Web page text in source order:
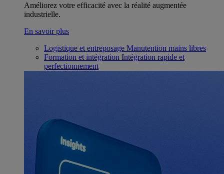
Améliorez votre efficacité avec la réalité augmentée
industrielle.
En savoir plus
Logistique et entreposage Manutention mains libres
Formation et intégration Intégration rapide et
perfectionnement